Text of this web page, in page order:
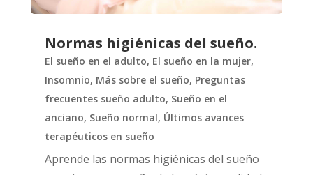
Normas higiénicas del sueño.
El sueño en el adulto, El sueño en la mujer,
Insomnio, Más sobre el sueño, Preguntas
frecuentes sueño adulto, Sueño en el
anciano, Sueño normal, Últimos avances
terapéuticos en sueño
Aprende las normas higiénicas del sueño